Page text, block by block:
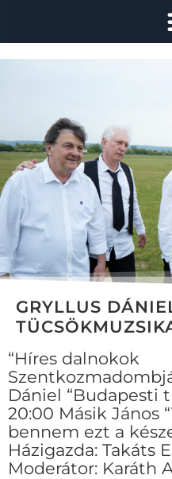
GRYLLUS
“Híres dalnokok
Dániel “Budapesti
20:00 Másik János
bennem ezt a
Házigazda: Takáts
Moderátor: Karáth